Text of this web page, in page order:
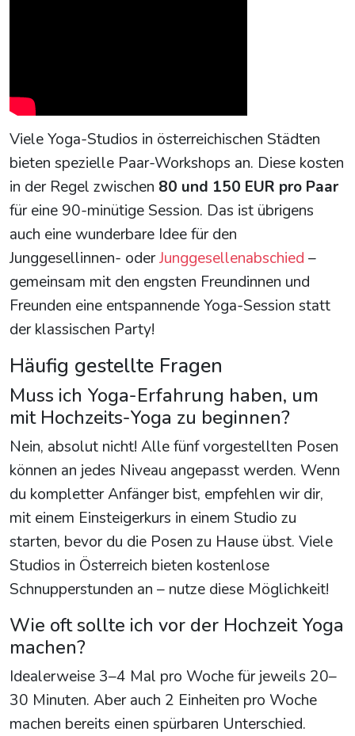
Viele Yoga-Studios in österreichischen Städten
bieten spezielle Paar-Workshops an. Diese kosten
in der Regel zwischen 80 und 150 EUR pro Paar
für eine 90-minütige Session. Das ist übrigens
auch eine wunderbare Idee für den
Junggesellinnen- oderJunggesellenabschied –
gemeinsam mit den engsten Freundinnen und
Freunden eine entspannende Yoga-Session statt
der klassischen Party!
Häufig gestellte Fragen
Muss ich Yoga-Erfahrung haben, um
mit Hochzeits-Yoga zu beginnen?
Nein, absolut nicht! Alle fünf vorgestellten Posen
können an jedes Niveau angepasst werden. Wenn
du kompletter Anfänger bist, empfehlen wir dir,
mit einem Einsteigerkurs in einem Studio zu
starten, bevor du die Posen zu Hause übst. Viele
Studios in Österreich bieten kostenlose
Schnupperstunden an – nutze diese Möglichkeit!
Wie oft sollte ich vor der Hochzeit Yoga
machen?
Idealerweise 3–4 Mal pro Woche für jeweils 20–
30 Minuten. Aber auch 2 Einheiten pro Woche
machen bereits einen spürbaren Unterschied.